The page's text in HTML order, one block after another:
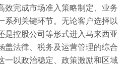
效完成市场准入策略制定、业务
系列关键环节。无论客户选择以
是控股公司等形式进入马来西亚
盖法律、税务及运营管理的综合
一以政治稳定、政策激励和区域